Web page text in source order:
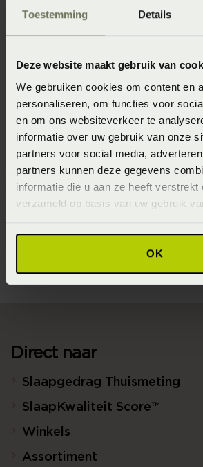
Toestemming Details
Deze website maakt gebruik van
We gebruiken cookies om content en
personaliseren, om functies voor
en om ons websiteverkeer te
informatie over uw gebruik van onze
partners voor social media,
partners kunnen deze gegevens
informatie die u aan ze heeft verstrekt
verzameld op basis van uw gebruik
OK
40 x 60 cm
Specifiek materiaal kern
Specifiek materiaal tijk
Tencel ®
Verkrijgbaarheid
Onze webshopproducten zijn niet altijd
winkel. Wil je het product in de winkel
dan eerst naar de beschikbaarheid.
Tijk - kwaliteit/naam
Tencel
Direct naar
Slaapgedrag Thuismeting
SlaapKwaliteit Score™
Winkels
Assortiment